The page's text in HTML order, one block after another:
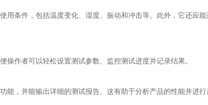
条件，包括温度变化、湿度、振动和冲击等。此外，它还应能
作者可以轻松设置测试参数、监控测试进度并记录结果。
，并能输出详细的测试报告。这有助于分析产品的性能并进行